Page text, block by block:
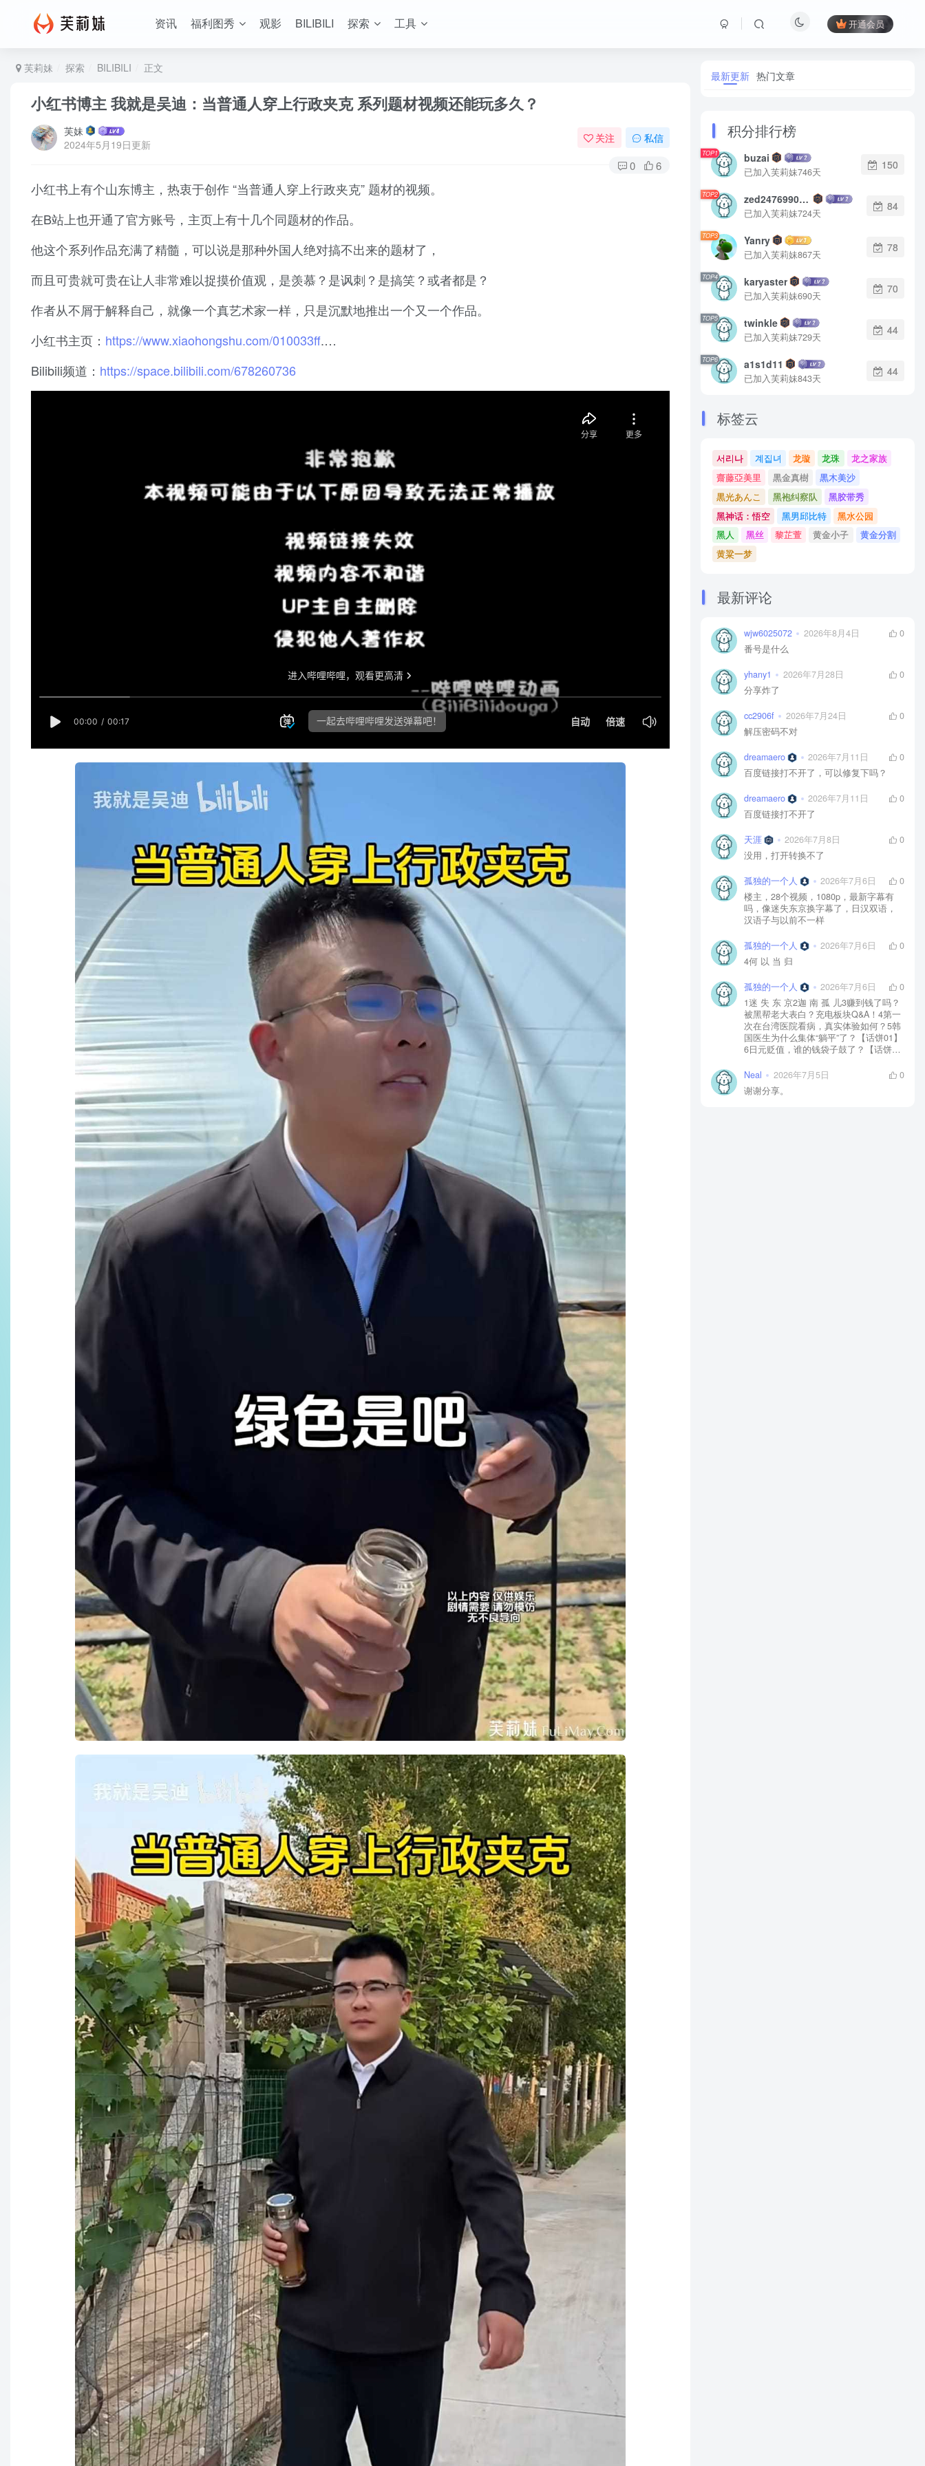
资讯 福利图秀 观影 BILIBILI 探索 工具 开通会员
芙莉妹 探索 BILIBILI 正文
小红书博主 我就是吴迪：当普通人穿上行政夹克 系列题材视频还能玩多久？
芙妹
2024年5月19日更新
关注 私信
0 6
小红书上有个山东博主，热衷于创作 “当普通人穿上行政夹克” 题材的视频。
在B站上也开通了官方账号，主页上有十几个同题材的作品。
他这个系列作品充满了精髓，可以说是那种外国人绝对搞不出来的题材了，
而且可贵就可贵在让人非常难以捉摸价值观，是羡慕？是讽刺？是搞笑？或者都是？
作者从不屑于解释自己，就像一个真艺术家一样，只是沉默地推出一个又一个作品。
小红书主页： https://www.xiaohongshu.com/010033ff.…
Bilibili频道： https://space.bilibili.com/678260736
最新更新 热门文章
积分排行榜
TOP1 buzai
已加入芙莉妹746天
150
TOP2 zed2476990542
已加入芙莉妹724天
84
TOP3 Yanry
已加入芙莉妹867天
78
TOP4 karyaster
已加入芙莉妹690天
70
TOP5 twinkle
已加入芙莉妹729天
44
TOP6 a1s1d11
已加入芙莉妹843天
44
标签云
서리나 계집녀 龙璇 龙珠
龙之家族
齋藤亞美里
黒金真樹
黒木美沙
黒光あんこ
黑袍纠察队
黑胶带秀
黑神话：悟空
黑男邱比特
黑水公园
黑人
黑丝 黎芷萱 黄金小子
黄金分割
黄粱一梦
最新评论
wjw6025072 2026年8月4日
0
番号是什么
yhany1 2026年7月28日
0
分享炸了
cc2906f 2026年7月24日
0
解压密码不对
dreamaero 2026年7月11日
0
百度链接打不开了，可以修复下吗？
dreamaero 2026年7月11日
0
百度链接打不开了
天涯 2026年7月8日
0
没用，打开转换不了
孤独的一个人 2026年7月6日
0
楼主，28个视频，1080p，最新字幕有
吗，像迷失东京换字幕了，日汉双语，
汉语子与以前不一样
孤独的一个人 2026年7月6日
0
4何 以 当 归
孤独的一个人 2026年7月6日
0
1迷 失 东 京2迦 南 孤 儿3赚到钱了吗？
被黑帮老大表白？充电板块Q&A！4第一
次在台湾医院看病，真实体验如何？5韩
国医生为什么集体“躺平”了？【话饼01】
6日元贬值，谁的钱袋子鼓了？【话饼
【下】9神 佑 之 地10不 愈 之 殇11你 好
美 国12独 自 等 待13中国人拍的阿根
廷，阿根廷人怎么看？【独自等待
Neal 2026年7月5日
0
谢谢分享。